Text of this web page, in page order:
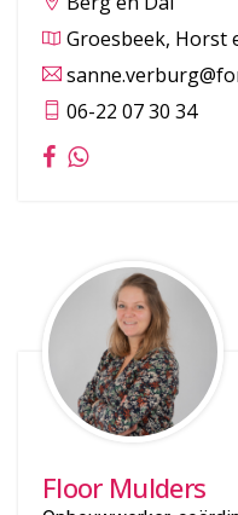
Groesbeek, Horst
06-22 07 30 34
Floor Mulders